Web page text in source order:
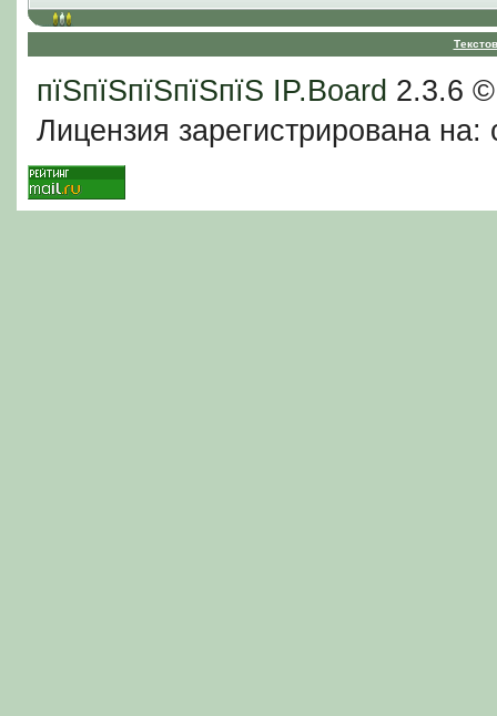
пїЅпїЅпїЅпїЅпїЅ IP.Board 2.3.6
Лицензия зарегистрирована